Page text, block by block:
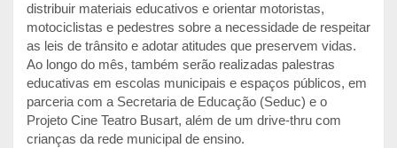
distribuir materiais educativos e orientar motoristas,
motociclistas e pedestres sobre a necessidade de respeitar
as leis de trânsito e adotar atitudes que preservem vidas.
Ao longo do mês, também serão realizadas palestras
educativas em escolas municipais e espaços públicos, em
parceria com a Secretaria de Educação (Seduc) e o
Projeto Cine Teatro Busart, além de um drive-thru com
crianças da rede municipal de ensino.